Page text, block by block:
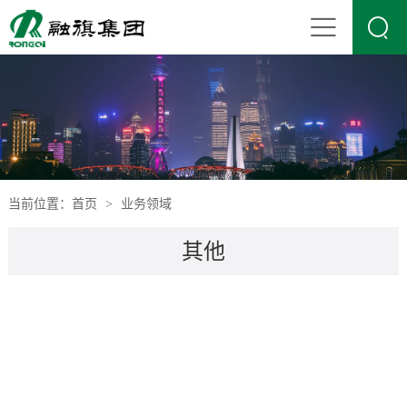

当前位置： 首页 > 业务领域
其他